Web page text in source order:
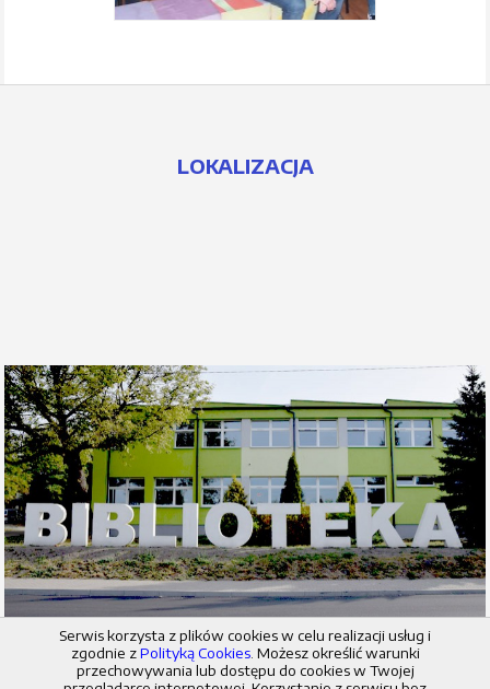
LOKALIZACJA
© 2026 Miejska i Powiatowa Biblioteka Publiczna w Radziejowie
Serwis korzysta z plików cookies w celu realizacji usług i
zgodnie zPolityką Cookies. Możesz określić warunki
przechowywania lub dostępu do cookies w Twojej